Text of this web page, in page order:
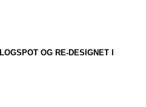
OG RE-DESIGNET I